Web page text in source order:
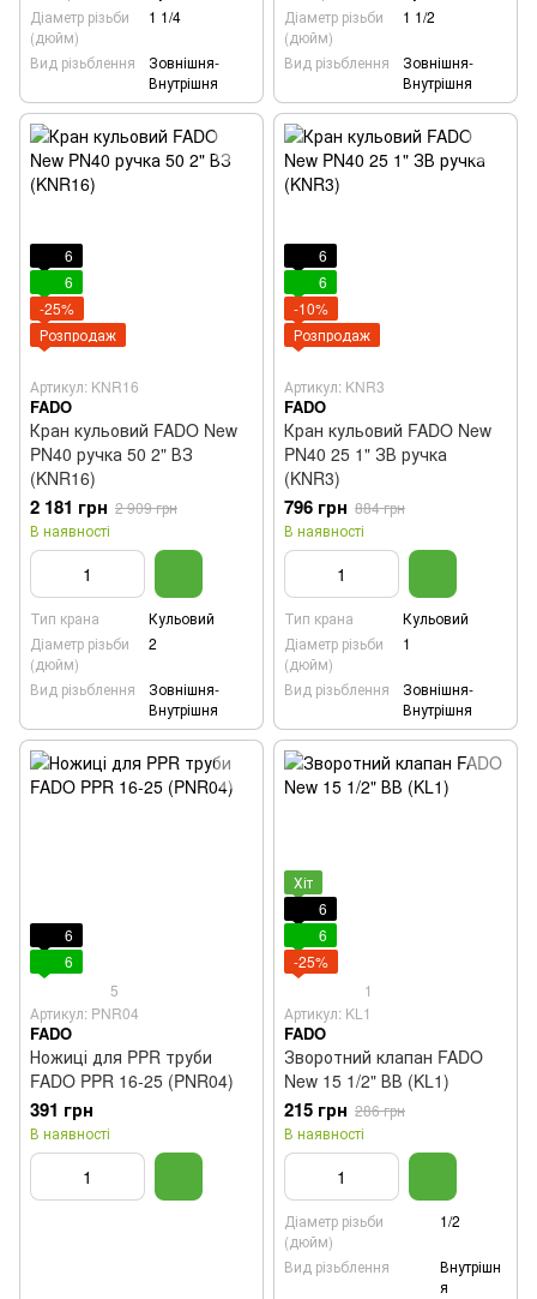
Діаметр різьби
(дюйм)
1 1/4
Вид різьблення
Зовнішня-
Внутрішня
Діаметр різьби
(дюйм)
1 1/2
Вид різьблення
Зовнішня-
Внутрішня
6
6
-25%
Розпродаж
Артикул: KNR16
FADO
Кран кульовий FADO New
PN40 ручка 50 2" ВЗ
(KNR16)
2 181 грн 2 909 грн
В наявності
Тип крана
Кульовий
Діаметр різьби
(дюйм)
2
Вид різьблення
Зовнішня-
Внутрішня
6
6
-10%
Розпродаж
Артикул: KNR3
FADO
Кран кульовий FADO New
PN40 25 1" ЗВ ручка
(KNR3)
796 грн 884 грн
В наявності
Тип крана
Кульовий
Діаметр різьби
(дюйм)
1
Вид різьблення
Зовнішня-
Внутрішня
6
6
5
Артикул: PNR04
FADO
Ножиці для PPR труби
FADO PPR 16-25 (PNR04)
391 грн
В наявності
Хіт
6
6
-25%
1
Артикул: KL1
FADO
Зворотний клапан FADO
New 15 1/2" ВВ (KL1)
215 грн 286 грн
В наявності
Діаметр різьби
(дюйм)
1/2
Вид різьблення
Внутрішн
я